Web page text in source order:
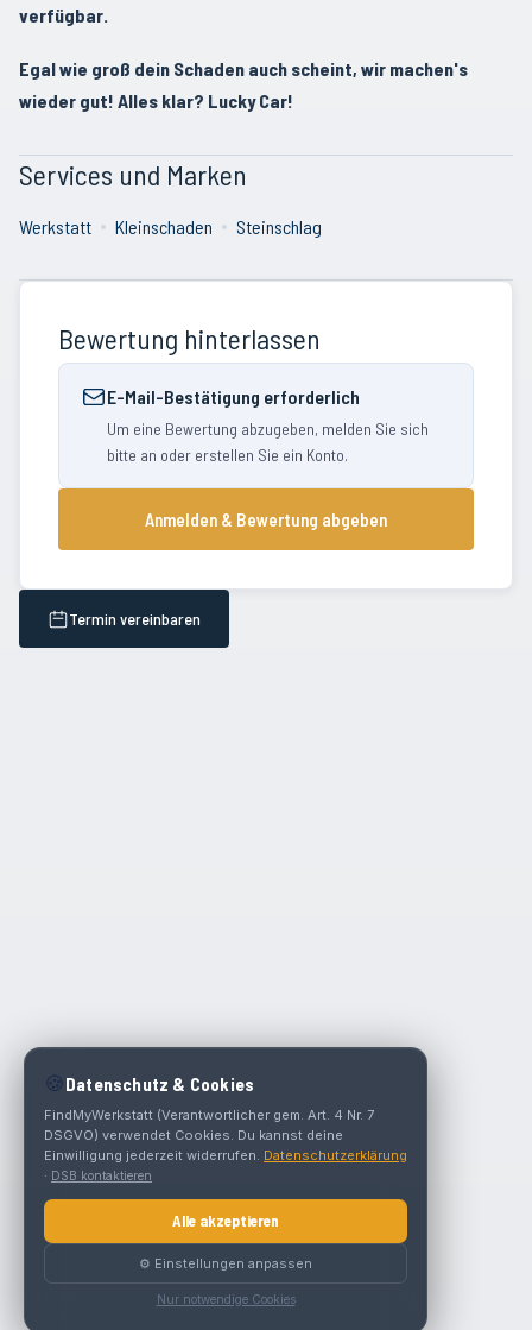
verfügbar.
Egal wie groß dein Schaden auch scheint, wir machen's
wieder gut! Alles klar? Lucky Car!
Services und Marken
Werkstatt Kleinschaden Steinschlag
Bewertung hinterlassen
E-Mail-Bestätigung erforderlich
Um eine Bewertung abzugeben, melden Sie sich
bitte an oder erstellen Sie ein Konto.
Anmelden & Bewertung abgeben
Termin vereinbaren
🍪 Datenschutz & Cookies
FindMyWerkstatt (Verantwortlicher gem. Art. 4 Nr. 7
DSGVO) verwendet Cookies. Du kannst deine
Einwilligung jederzeit widerrufen. Datenschutzerklärung
· DSB kontaktieren
Alle akzeptieren
⚙️ Einstellungen anpassen
Nur notwendige Cookies